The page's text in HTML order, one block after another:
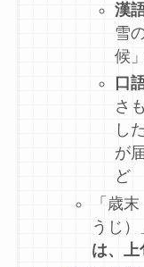
漢
雪
候
口
さ
し
が
ど
「歳
うじ
は、上